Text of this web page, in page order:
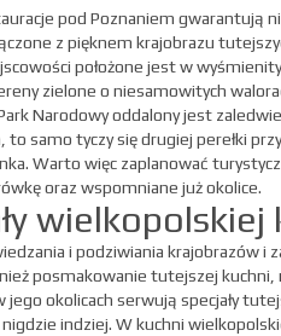
pod Poznaniem gwarantują
z pięknem krajobrazu
położone jest w
zielone o niesamowitych
Narodowy oddalony jest
to samo tyczy się drugiej perełki
Warto więc zaplanować
oraz wspomniane już okolice.
wielkopolskiej
i podziwiania krajobrazów i
posmakowanie tutejszej kuchni,
jego okolicach serwują specjały
indziej. W kuchni